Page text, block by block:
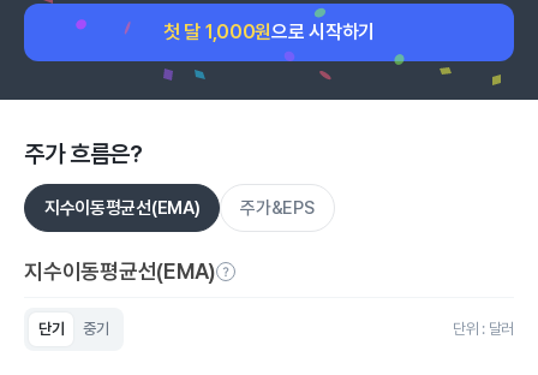
첫 달 1,000원으로 시작하기
주가 흐름은?
지수이동평균선(EMA) 주가&EPS
지수이동평균선(EMA)
단기 중기 단위 : 달러